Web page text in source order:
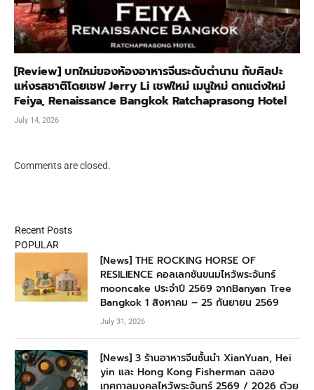
[Review] บทใหม่ของห้องอาหารจีนระดับตำนาน กับศิลปะ
แห่งรสชาติโดยเชฟ Jerry Li เชฟใหม่ เมนูใหม่ ตกแต่งใหม่
Feiya, Renaissance Bangkok Ratchaprasong Hotel
July 14, 2026
Comments are closed.
Recent Posts
POPULAR
[News] THE ROCKING HORSE OF
RESILIENCE คอลเลกชันขนมไหว้พระจันทร์
mooncake ประจำปี 2569 จากBanyan Tree
Bangkok 1 สิงหาคม – 25 กันยายน 2569
July 31, 2026
[News] 3 ร้านอาหารจีนชั้นนำ XianYuan, Hei
yin และ Hong Kong Fisherman ฉลอง
เทศกาลมงคลไหว้พระจันทร์ 2569 / 2026 ด้วย